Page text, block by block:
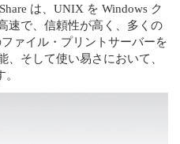
は、UNIX を Windows ク
速で、信頼性が高く、多くの
ァイル・プリントサーバーを
そして使い易さにおいて、